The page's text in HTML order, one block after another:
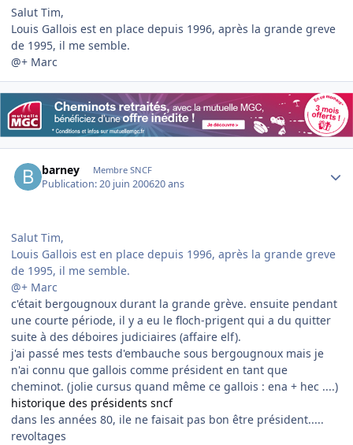
Salut Tim,
Louis Gallois est en place depuis 1996, après la grande greve
de 1995, il me semble.
@+ Marc
barney Membre SNCF
Publication:20 juin 200620 ans
Salut Tim,
Louis Gallois est en place depuis 1996, après la grande greve
de 1995, il me semble.
@+ Marc
c'était bergougnoux durant la grande grève. ensuite pendant
une courte période, il y a eu le floch-prigent qui a du quitter
suite à des déboires judiciaires (affaire elf).
j'ai passé mes tests d'embauche sous bergougnoux mais je
n'ai connu que gallois comme président en tant que
cheminot. (jolie cursus quand même ce gallois : ena + hec ....)
historique des présidents sncf
dans les années 80, ile ne faisait pas bon être président.....
revoltages